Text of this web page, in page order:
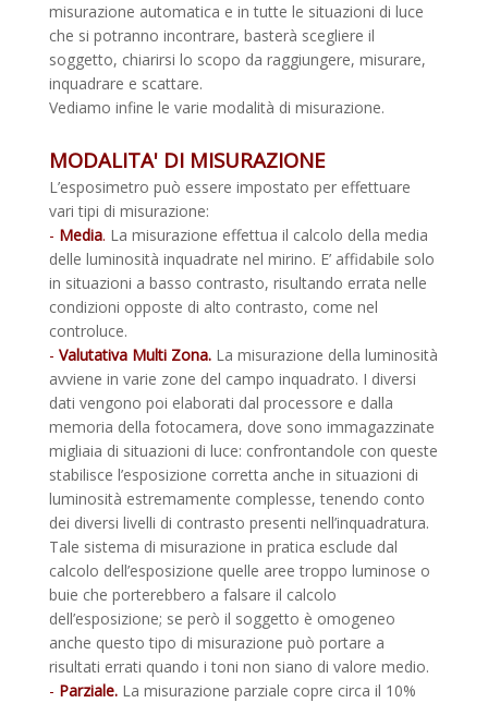
misurazione automatica e in tutte le situazioni di luce
che si potranno incontrare, basterà scegliere il
soggetto, chiarirsi lo scopo da raggiungere, misurare,
inquadrare e scattare.
Vediamo infine le varie modalità di misurazione.
MODALITA' DI MISURAZIONE
L’esposimetro può essere impostato per effettuare
vari tipi di misurazione:
- Media. La misurazione effettua il calcolo della media
delle luminosità inquadrate nel mirino. E’ affidabile solo
in situazioni a basso contrasto, risultando errata nelle
condizioni opposte di alto contrasto, come nel
controluce.
- Valutativa Multi Zona. La misurazione della luminosità
avviene in varie zone del campo inquadrato. I diversi
dati vengono poi elaborati dal processore e dalla
memoria della fotocamera, dove sono immagazzinate
migliaia di situazioni di luce: confrontandole con queste
stabilisce l’esposizione corretta anche in situazioni di
luminosità estremamente complesse, tenendo conto
dei diversi livelli di contrasto presenti nell’inquadratura.
Tale sistema di misurazione in pratica esclude dal
calcolo dell’esposizione quelle aree troppo luminose o
buie che porterebbero a falsare il calcolo
dell’esposizione; se però il soggetto è omogeneo
anche questo tipo di misurazione può portare a
risultati errati quando i toni non siano di valore medio.
- Parziale. La misurazione parziale copre circa il 10%